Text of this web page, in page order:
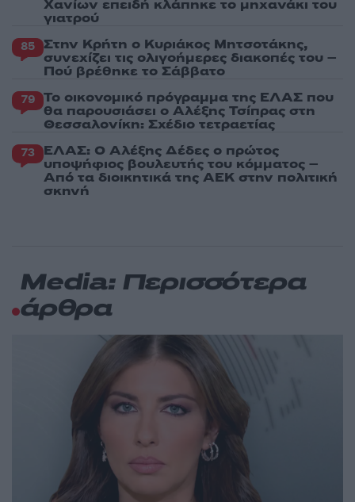
Χανίων επειδή κλάπηκε το μηχανάκι του
γιατρού
85 Στην Κρήτη ο Κυριάκος Μητσοτάκης,
συνεχίζει τις ολιγοήμερες διακοπές του –
Πού βρέθηκε το Σάββατο
79 Το οικονομικό πρόγραμμα της ΕΛΑΣ που
θα παρουσιάσει ο Αλέξης Τσίπρας στη
Θεσσαλονίκη: Σχέδιο τετραετίας
73 ΕΛΑΣ: Ο Αλέξης Δέδες ο πρώτος
υποψήφιος βουλευτής του κόμματος –
Από τα διοικητικά της ΑΕΚ στην πολιτική
σκηνή
Media: Περισσότερα
άρθρα